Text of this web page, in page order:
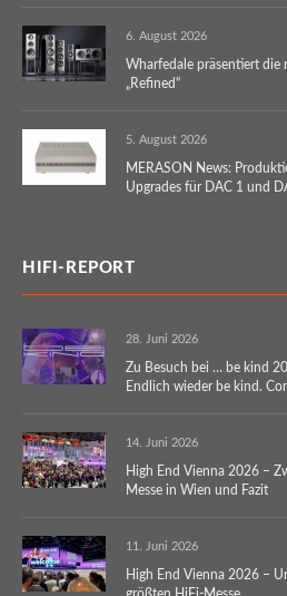
6. August 2026
Wharfedale präsentiert die
„Refined“
5. August 2026
MERASON News:
Upgrades für DAC 1 und
HIFI-REPORT
28. Juni 2026
Zu Besuch bei … be kind
Endlich wieder be kind.
14. Juni 2026
High End Vienna 2026 –
Messe in Wien und Fazit
11. Juni 2026
High End Vienna 2026 –